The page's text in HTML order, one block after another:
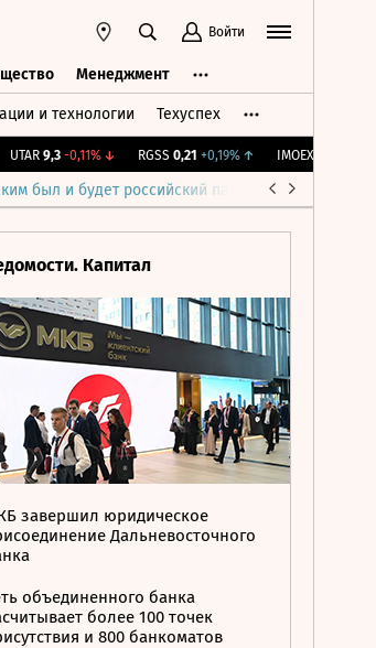
Войти
Менеджмент
и технологии Техуспех
9,3 -0,11%↓ RGSS 0,21 +0,19%↑ IMOEX 2 281,32
был и будет российский парламент
Капитал
завершил юридическое
Дальневосточного
объединенного банка
более 100 точек
и 800 банкоматов